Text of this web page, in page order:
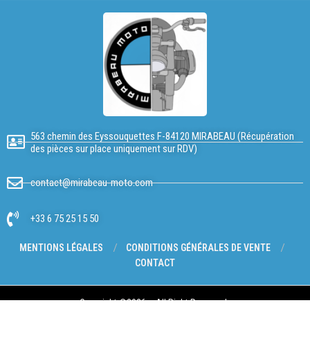
563 chemin des Eyssouquettes F-84120 MIRABEAU (Récupération
des pièces sur place uniquement sur RDV)
contact@mirabeau-moto.com
+33 6 75 25 15 50
MENTIONS LÉGALES
CONDITIONS GÉNÉRALES DE VENTE
CONTACT
Copyright @2026 – All Right Reserved.